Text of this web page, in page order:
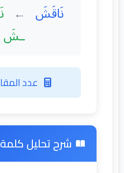
نَاقَشَ ←
ـشَ
عدد
شرح تحليل